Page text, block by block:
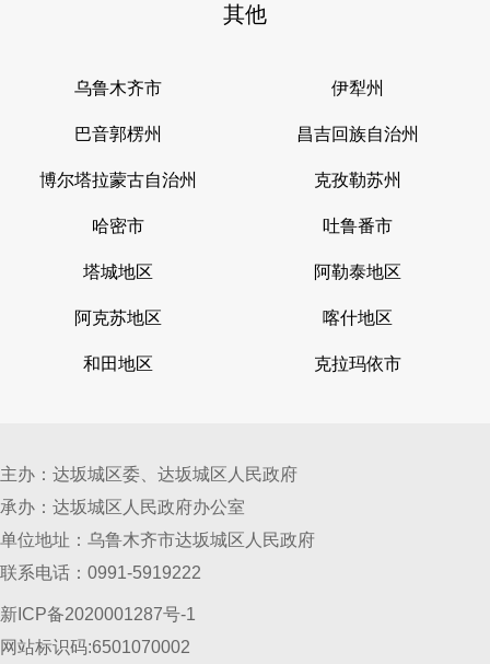
其他
乌鲁木齐市 伊犁州
巴音郭楞州 昌吉回族自治州
博尔塔拉蒙古自治州 克孜勒苏州
哈密市 吐鲁番市
塔城地区 阿勒泰地区
阿克苏地区 喀什地区
和田地区 克拉玛依市
主办：达坂城区委、达坂城区人民政府
承办：达坂城区人民政府办公室
单位地址：乌鲁木齐市达坂城区人民政府
联系电话：0991-5919222
新ICP备2020001287号-1
网站标识码:6501070002